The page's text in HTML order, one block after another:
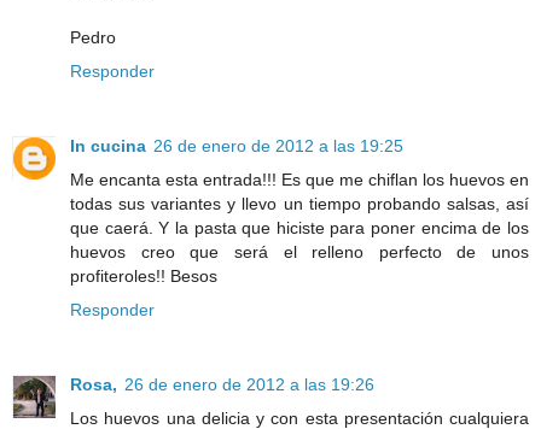
Pedro
Responder
In cucina 26 de enero de 2012 a las 19:25
Me encanta esta entrada!!! Es que me chiflan los huevos en
todas sus variantes y llevo un tiempo probando salsas, así
que caerá. Y la pasta que hiciste para poner encima de los
huevos creo que será el relleno perfecto de unos
profiteroles!! Besos
Responder
Rosa, 26 de enero de 2012 a las 19:26
Los huevos una delicia y con esta presentación cualquiera